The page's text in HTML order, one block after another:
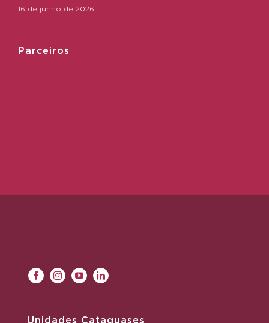
16 de junho de 2026
Parceiros
Unidades Cataguases